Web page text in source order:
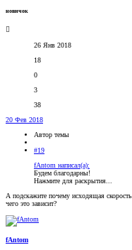
новичок
26 Янв 2018
18
0
3
38
20 Фев 2018
Автор темы
#19
fAntom написал(а):
Будем благодарны!
Нажмите для раскрытия...
А подскажите почему исходящая
чего это зависит?
fAntom